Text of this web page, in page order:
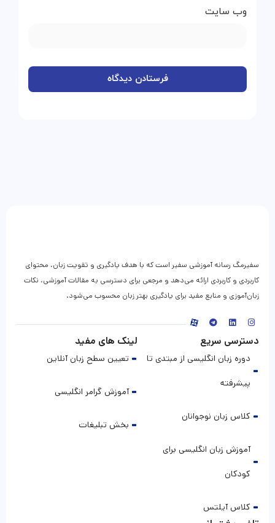
وب‌ سایت
سفیرمگ رسانه آموزشی سفیر است که با هدف یادگیری و تقویت زبان، محتوای
کاربردی و کاربردی ارائه می‌دهد و مرجعی برای دسترسی به مقالات آموزشی، نکات
زبان‌آموزی و منابع مفید برای یادگیری بهتر زبان محسوب می‌شود.
دسترسی سریع
دوره زبان انگلیسی از مبتدی تا
پیشرفته
کلاس زبان نوجوانان
آموزش زبان انگلیسی برای
کودکان
کلاس آیلتس
لینک های مفید
تعیین سطح زبان آنلاین
آموزش گرامر انگلیسی
بخش تبلیغات